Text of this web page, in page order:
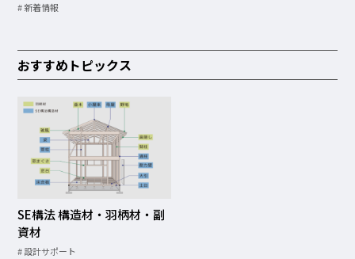
新着情報
おすすめトピックス
SE構法 構造材・羽柄材・副
資材
設計サポート